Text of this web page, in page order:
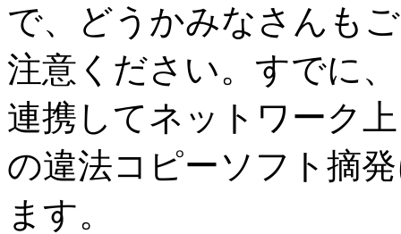
で、どうかみなさんもご
注意ください。すでに
連携してネットワーク上
の違法コピーソフト摘
ます。